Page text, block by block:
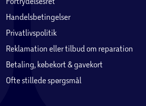
Handelsbetingelser
Privatlivspolitik
Reklamation eller tilbud om reparation
Betaling, købekort & gavekort
Ofte stillede spørgsmål